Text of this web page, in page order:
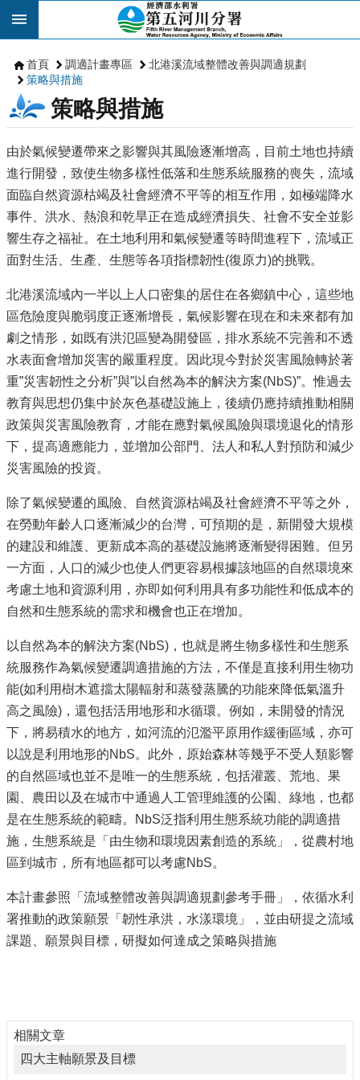
跳到主要內容區塊
首頁 調適計畫專區
北港溪流域整體改善與調適規劃
策略與措施
策略與措施
由於氣候變遷帶來之影響與其風險逐漸增高，目前土地也持續
進行開發，致使生物多樣性低落和生態系統服務的喪失，流域
面臨自然資源枯竭及社會經濟不平等的相互作用，如極端降水
事件、洪水、熱浪和乾旱正在造成經濟損失、社會不安全並影
響生存之福祉。在土地利用和氣候變遷等時間進程下，流域正
面對生活、生產、生態等各項指標韌性(復原力)的挑戰。
北港溪流域內一半以上人口密集的居住在各鄉鎮中心，這些地
區危險度與脆弱度正逐漸增長，氣候影響在現在和未來都有加
劇之情形，如既有洪氾區變為開發區，排水系統不完善和不透
水表面會增加災害的嚴重程度。因此現今對於災害風險轉於著
重”災害韌性之分析”與”以自然為本的解決方案(NbS)”。惟過去
教育與思想仍集中於灰色基礎設施上，後續仍應持續推動相關
政策與災害風險教育，才能在應對氣候風險與環境退化的情形
下，提高適應能力，並增加公部門、法人和私人對預防和減少
災害風險的投資。
除了氣候變遷的風險、自然資源枯竭及社會經濟不平等之外，
在勞動年齡人口逐漸減少的台灣，可預期的是，新開發大規模
的建設和維護、更新成本高的基礎設施將逐漸變得困難。但另
一方面，人口的減少也使人們更容易根據該地區的自然環境來
考慮土地和資源利用，亦即如何利用具有多功能性和低成本的
自然和生態系統的需求和機會也正在增加。
以自然為本的解決方案(NbS)，也就是將生物多樣性和生態系
統服務作為氣候變遷調適措施的方法，不僅是直接利用生物功
能(如利用樹木遮擋太陽輻射和蒸發蒸騰的功能來降低氣溫升
高之風險)，還包括活用地形和水循環。例如，未開發的情況
下，將易積水的地方，如河流的氾濫平原用作緩衝區域，亦可
以說是利用地形的NbS。此外，原始森林等幾乎不受人類影響
的自然區域也並不是唯一的生態系統，包括灌叢、荒地、果
園、農田以及在城市中通過人工管理維護的公園、綠地，也都
是在生態系統的範疇。NbS泛指利用生態系統功能的調適措
施，生態系統是「由生物和環境因素創造的系統」，從農村地
區到城市，所有地區都可以考慮NbS。
本計畫參照「流域整體改善與調適規劃參考手冊」，依循水利
署推動的政策願景「韌性承洪，水漾環境」，並由研提之流域
課題、願景與目標，研擬如何達成之策略與措施
相關文章
四大主軸願景及目標